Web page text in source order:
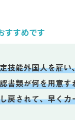
すすめです
技能外国人を雇
書類が何を用意
戻されて、早く